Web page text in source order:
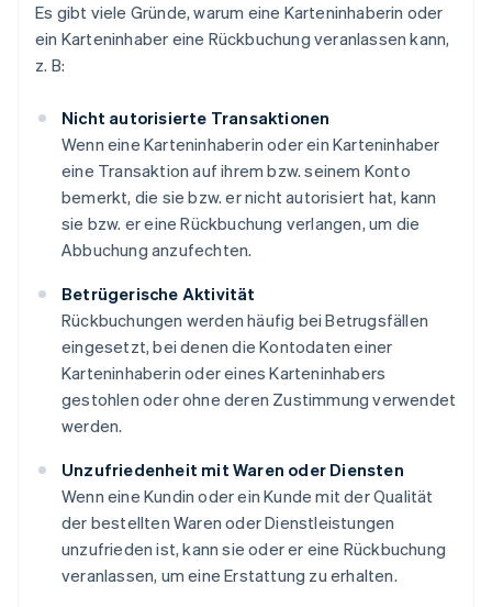
Es gibt viele Gründe, warum eine Karteninhaberin oder
ein Karteninhaber eine Rückbuchung veranlassen kann,
z. B:
Nicht autorisierte Transaktionen
Wenn eine Karteninhaberin oder ein Karteninhaber
eine Transaktion auf ihrem bzw. seinem Konto
bemerkt, die sie bzw. er nicht autorisiert hat, kann
sie bzw. er eine Rückbuchung verlangen, um die
Abbuchung anzufechten.
Betrügerische Aktivität
Rückbuchungen werden häufig bei Betrugsfällen
eingesetzt, bei denen die Kontodaten einer
Karteninhaberin oder eines Karteninhabers
gestohlen oder ohne deren Zustimmung verwendet
werden.
Unzufriedenheit mit Waren oder Diensten
Wenn eine Kundin oder ein Kunde mit der Qualität
der bestellten Waren oder Dienstleistungen
unzufrieden ist, kann sie oder er eine Rückbuchung
veranlassen, um eine Erstattung zu erhalten.